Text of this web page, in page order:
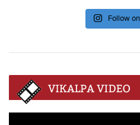
Follow